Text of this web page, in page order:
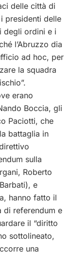
delle città di
presidenti delle
degli ordini e i
l’Abruzzo dia
ad hoc, per
la squadra
erano
Boccia, gli
Paciotti, che
battaglia in
sulla
Roberto
e
hanno fatto il
di referendum e
il “diritto
sottolineato,
una